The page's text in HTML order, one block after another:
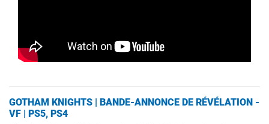
GOTHAM KNIGHTS | BANDE-ANNONCE DE RÉVÉLATION -
VF | PS5, PS4